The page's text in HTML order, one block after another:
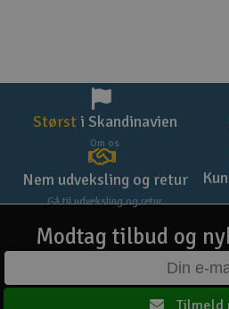
Størst i Skandinavien
Om os
Nem udveksling og retur
Gå til udveksling og retur
Modtag tilbud og
Tilmeld